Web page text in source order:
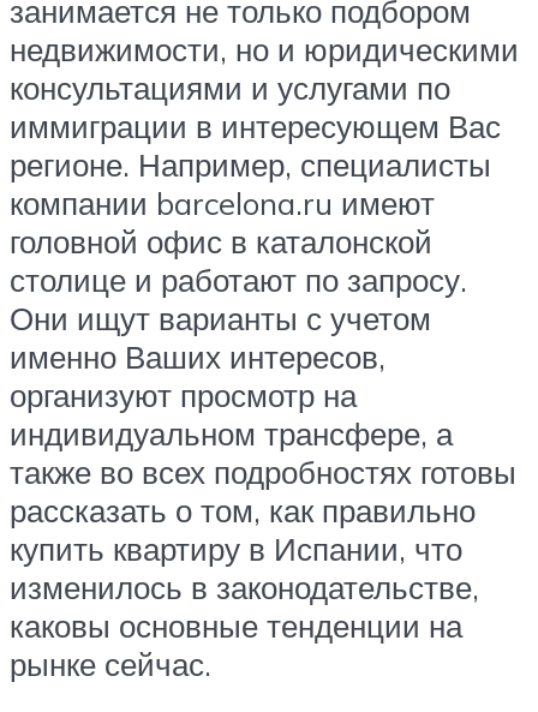
занимается не только подбором
недвижимости, но и юридическими
консультациями и услугами по
иммиграции в интересующем Вас
регионе. Например, специалисты
компании barcelona.ru имеют
головной офис в каталонской
столице и работают по запросу.
Они ищут варианты с учетом
именно Ваших интересов,
организуют просмотр на
индивидуальном трансфере, а
также во всех подробностях готовы
рассказать о том, как правильно
купить квартиру в Испании, что
изменилось в законодательстве,
каковы основные тенденции на
рынке сейчас.